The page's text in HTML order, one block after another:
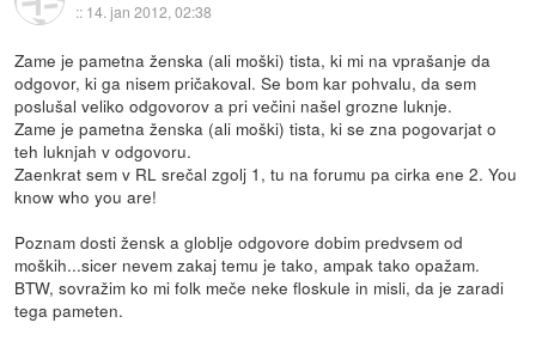
:: 14. jan 2012, 02:38
Zame je pametna ženska (ali moški) tista, ki mi na vprašanje da
odgovor, ki ga nisem pričakoval. Se bom kar pohvalu, da sem
poslušal veliko odgovorov a pri večini našel grozne luknje.
Zame je pametna ženska (ali moški) tista, ki se zna pogovarjat o
teh luknjah v odgovoru.
Zaenkrat sem v RL srečal zgolj 1, tu na forumu pa cirka ene 2. You
know who you are!
Poznam dosti žensk a globlje odgovore dobim predvsem od
moških...sicer nevem zakaj temu je tako, ampak tako opažam.
BTW, sovražim ko mi folk meče neke floskule in misli, da je zaradi
tega pameten.